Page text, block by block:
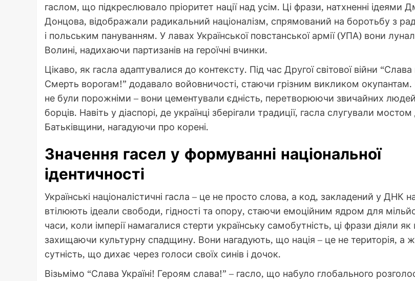
гаслом, що підкреслювало пріоритет нації над усім. Ці фрази, натхненні ідеями
Донцова, відображали радикальний націоналізм, спрямований на боротьбу з
і польським пануванням. У лавах Української повстанської армії (УПА) вони
Волині, надихаючи партизанів на героїчні вчинки.
Цікаво, як гасла адаптувалися до контексту. Під час Другої світової війни “Слава
Смерть ворогам!” додавало войовничості, стаючи грізним викликом окупантам.
не були порожніми – вони цементували єдність, перетворюючи звичайних
борців. Навіть у діаспорі, де українці зберігали традиції, гасла слугували
Батьківщини, нагадуючи про корені.
Значення гасел у формуванні національної
ідентичності
Українські націоналістичні гасла – це не просто слова, а код, закладений у ДНК
втілюють ідеали свободи, гідності та опору, стаючи емоційним ядром для
часи, коли імперії намагалися стерти українську самобутність, ці фрази діяли
захищаючи культурну спадщину. Вони нагадують, що нація – це не територія, а
сутність, що дихає через голоси своїх синів і дочок.
Візьмімо “Слава Україні! Героям слава!” – гасло, що набуло глобального